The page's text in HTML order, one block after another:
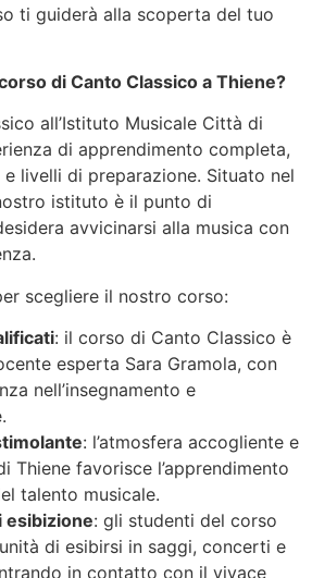
ti guiderà alla scoperta del tuo
di Canto Classico a Thiene?
all’Istituto Musicale Città di
di apprendimento completa,
livelli di preparazione. Situato nel
istituto è il punto di
avvicinarsi alla musica con
scegliere il nostro corso:
: il corso di Canto Classico è
esperta Sara Gramola, con
nell’insegnamento e
: l’atmosfera accogliente e
Thiene favorisce l’apprendimento
talento musicale.
esibizione: gli studenti del corso
di esibirsi in saggi, concerti e
in contatto con il vivace